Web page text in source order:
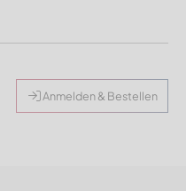
Anmelden & Bestellen